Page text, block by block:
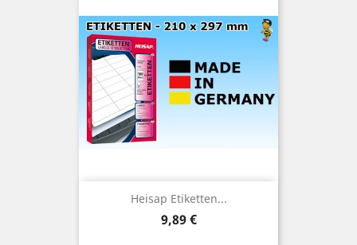
Heisap Etiketten...
Preis
9,89 €